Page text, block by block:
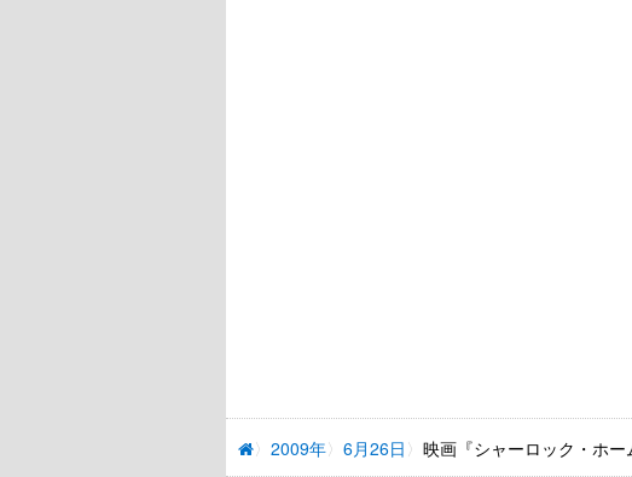
2009年 6月26日 映画『シャーロック・ホ